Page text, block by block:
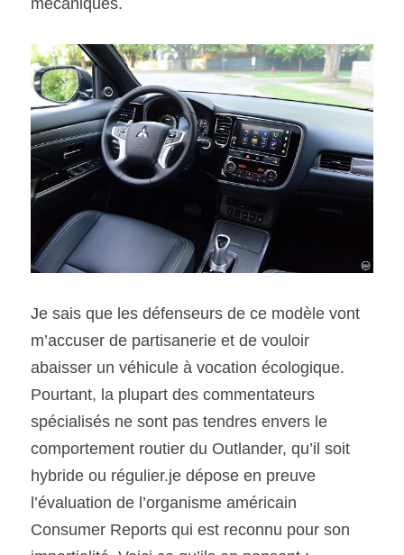
Je sais que les défenseurs de ce modèle vont
m’accuser de partisanerie et de vouloir
abaisser un véhicule à vocation écologique.
Pourtant, la plupart des commentateurs
spécialisés ne sont pas tendres envers le
comportement routier du Outlander, qu’il soit
hybride ou régulier.je dépose en preuve
l’évaluation de l’organisme américain
Consumer Reports qui est reconnu pour son